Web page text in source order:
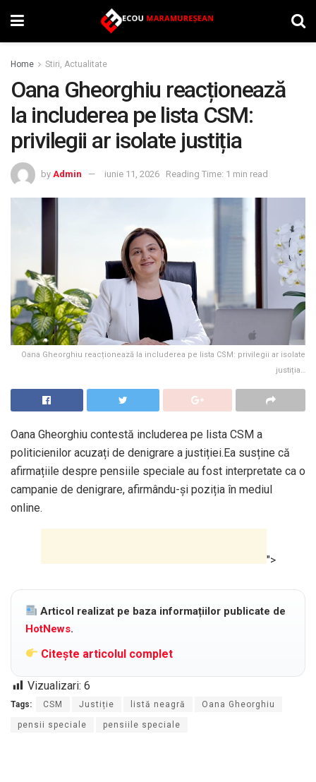
Home Stiri, Actualitate
Oana Gheorghiu reacționează
la includerea pe lista CSM:
privilegii ar isolate justiția
by Admin iunie 11, 2026 Reading Time: 1 min read
Oana Gheorghiu reacționează la includerea pe lista CSM: privilegii ar isolate
justiția…
Oana Gheorghiu contestă includerea pe lista CSM a
politicienilor acuzați de denigrare a justiției.Ea susține că
afirmațiile despre pensiile speciale au fost interpretate ca o
campanie de denigrare, afirmându-și poziția în mediul
online.
">
Articol realizat pe baza informațiilor publicate de
HotNews.
Citește articolul complet
Vizualizari: 6
Tags: CSM Justiție listă neagră Oana Gheorghiu
pensii speciale pensiile speciale